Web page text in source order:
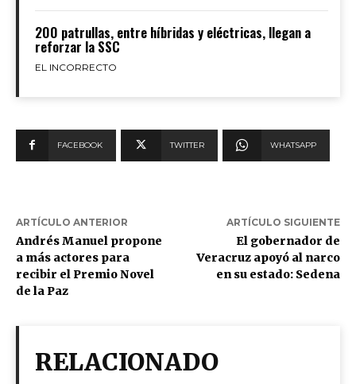
200 patrullas, entre híbridas y eléctricas, llegan a
reforzar la SSC
EL INCORRECTO
FACEBOOK TWITTER WHATSAPP
ARTÍCULO ANTERIOR
Andrés Manuel propone
a más actores para
recibir el Premio Novel
de la Paz
ARTÍCULO SIGUIENTE
El gobernador de
Veracruz apoyó al narco
en su estado: Sedena
RELACIONADO